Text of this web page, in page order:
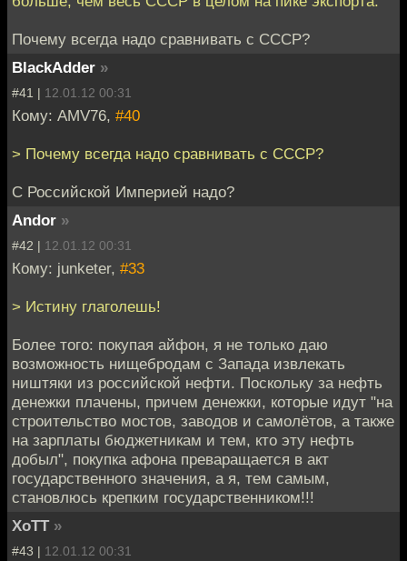
Почему всегда надо сравнивать с СССР?
BlackAdder »
#41 | 12.01.12 00:31
Кому: AMV76, #40
> Почему всегда надо сравнивать с СССР?
С Российской Империей надо?
Andor »
#42 | 12.01.12 00:31
Кому: junketer, #33
> Истину глаголешь!
Более того: покупая айфон, я не только даю
возможность нищебродам с Запада извлекать
ништяки из российской нефти. Поскольку за нефть
денежки плачены, причем денежки, которые идут "на
строительство мостов, заводов и самолётов, а также
на зарплаты бюджетникам и тем, кто эту нефть
добыл", покупка афона преваращается в акт
государственного значения, а я, тем самым,
становлюсь крепким государственником!!!
XoTT »
#43 | 12.01.12 00:31